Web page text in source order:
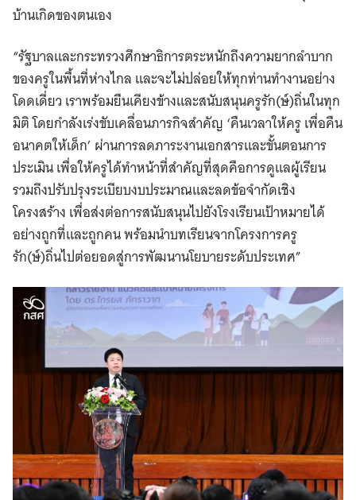
บ้านเกิดของตนเอง
“รัฐบาลและกระทรวงศึกษาธิการตระหนักถึงความยากลำบาก
ของครูในพื้นที่ห่างไกล และจะไม่ปล่อยให้ทุกท่านทำงานอย่าง
โดดเดี่ยว เราพร้อมยืนเคียงข้างและสนับสนุนครูรัก(ษ์)ถิ่นในทุก
มิติ โดยกำลังเร่งขับเคลื่อนภารกิจสำคัญ ‘คืนเวลาให้ครู เพื่อคืน
อนาคตให้เด็ก’ ผ่านการลดภาระงานเอกสารและขั้นตอนการ
ประเมิน เพื่อให้ครูได้ทำหน้าที่สำคัญที่สุดคือการดูแลผู้เรียน
รวมถึงปรับปรุงระเบียบงบประมาณและลดข้อจำกัดเชิง
โครงสร้าง เพื่อส่งต่อการสนับสนุนไปยังโรงเรียนเป้าหมายได้
อย่างถูกที่และถูกคน พร้อมนำบทเรียนจากโครงการครู
รัก(ษ์)ถิ่นไปต่อยอดสู่การพัฒนานโยบายระดับประเทศ”